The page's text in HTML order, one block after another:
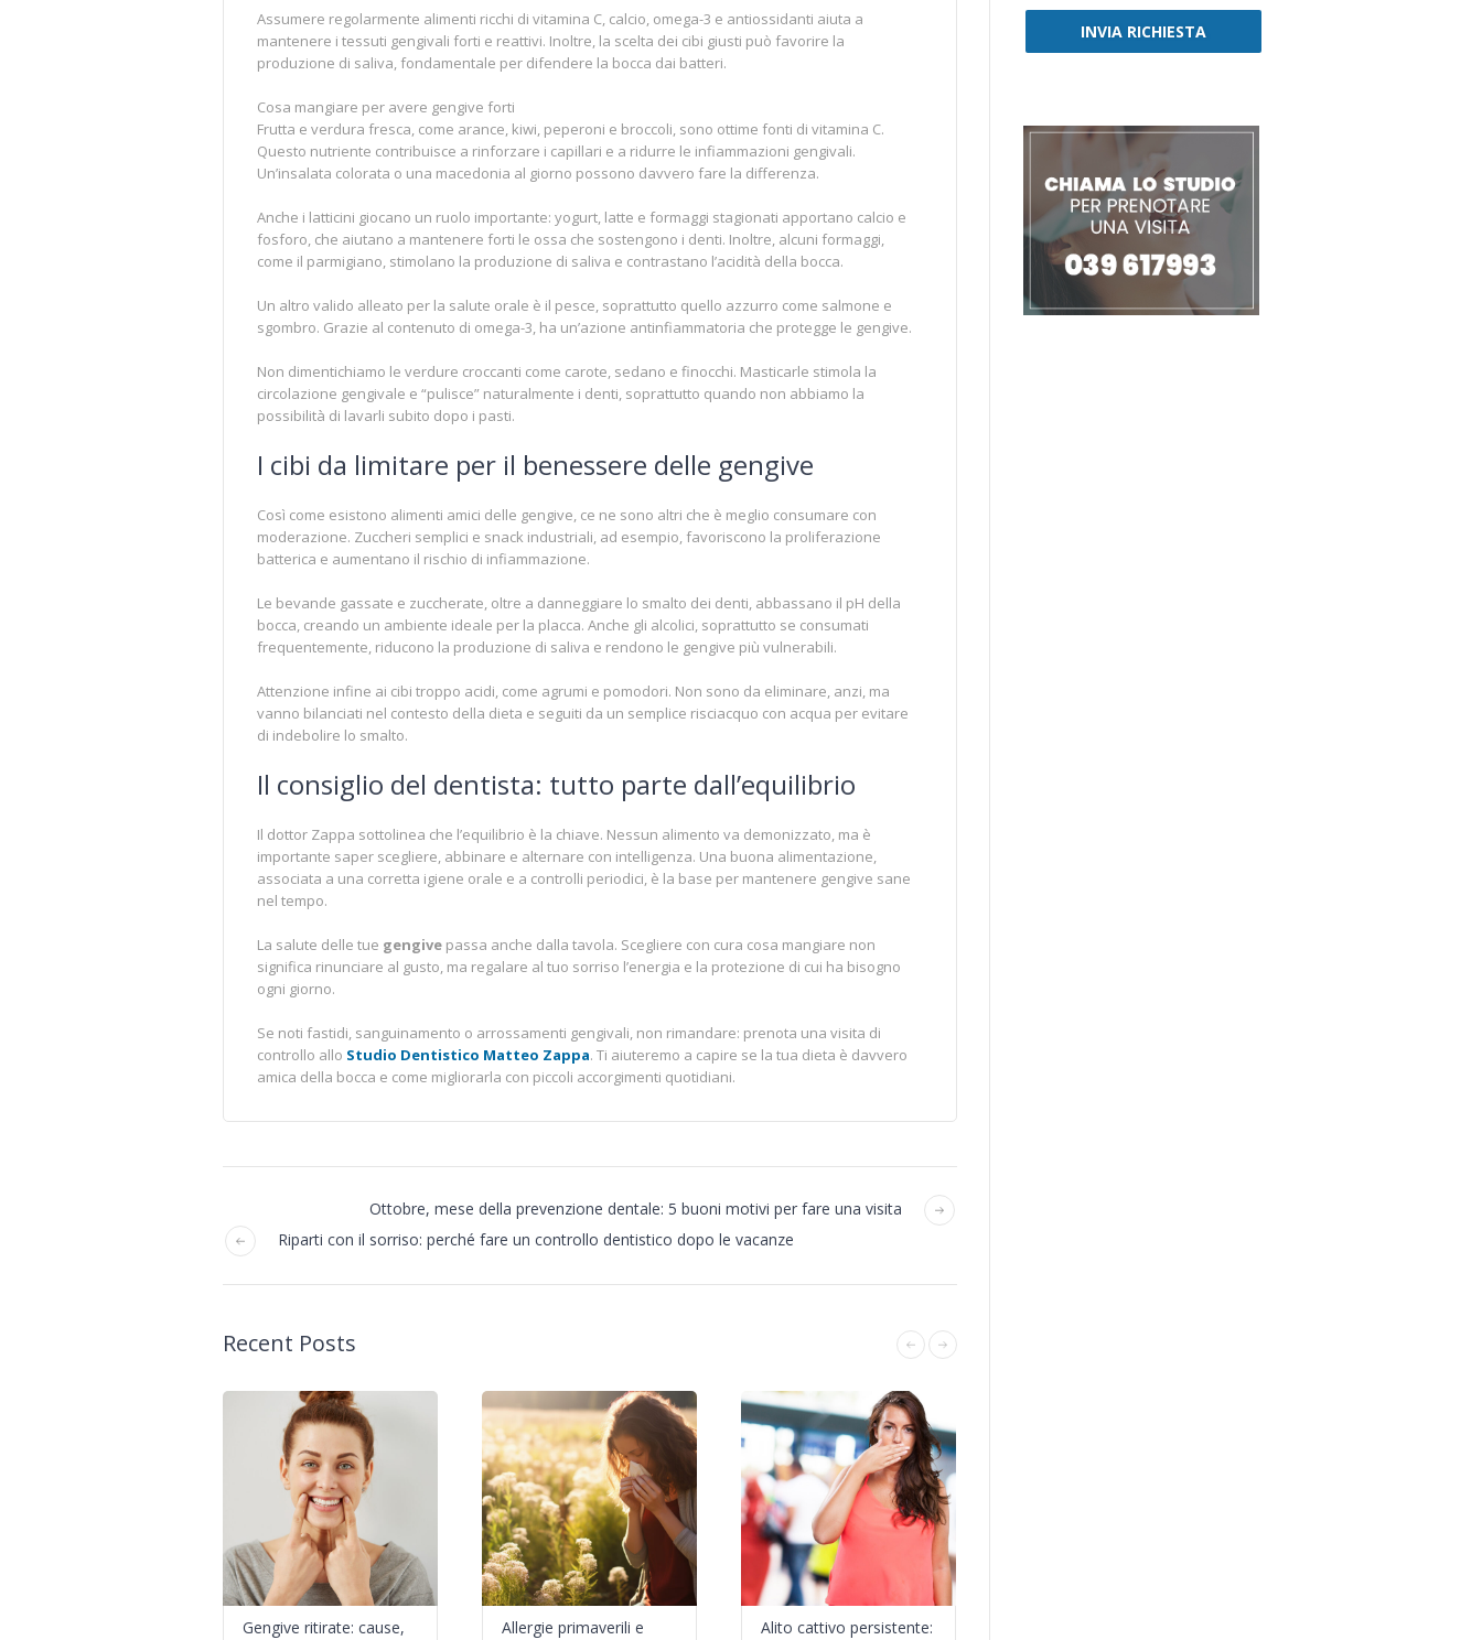
Assumere regolarmente alimenti ricchi di vitamina C, calcio, omega-3 e antiossidanti aiuta a
mantenere i tessuti gengivali forti e reattivi. Inoltre, la scelta dei cibi giusti può favorire la
produzione di saliva, fondamentale per difendere la bocca dai batteri.
Cosa mangiare per avere gengive forti
Frutta e verdura fresca, come arance, kiwi, peperoni e broccoli, sono ottime fonti di vitamina C.
Questo nutriente contribuisce a rinforzare i capillari e a ridurre le infiammazioni gengivali.
Un’insalata colorata o una macedonia al giorno possono davvero fare la differenza.
Anche i latticini giocano un ruolo importante: yogurt, latte e formaggi stagionati apportano calcio e
fosforo, che aiutano a mantenere forti le ossa che sostengono i denti. Inoltre, alcuni formaggi,
come il parmigiano, stimolano la produzione di saliva e contrastano l’acidità della bocca.
Un altro valido alleato per la salute orale è il pesce, soprattutto quello azzurro come salmone e
sgombro. Grazie al contenuto di omega-3, ha un’azione antinfiammatoria che protegge le gengive.
Non dimentichiamo le verdure croccanti come carote, sedano e finocchi. Masticarle stimola la
circolazione gengivale e “pulisce” naturalmente i denti, soprattutto quando non abbiamo la
possibilità di lavarli subito dopo i pasti.
I cibi da limitare per il benessere delle gengive
Così come esistono alimenti amici delle gengive, ce ne sono altri che è meglio consumare con
moderazione. Zuccheri semplici e snack industriali, ad esempio, favoriscono la proliferazione
batterica e aumentano il rischio di infiammazione.
Le bevande gassate e zuccherate, oltre a danneggiare lo smalto dei denti, abbassano il pH della
bocca, creando un ambiente ideale per la placca. Anche gli alcolici, soprattutto se consumati
frequentemente, riducono la produzione di saliva e rendono le gengive più vulnerabili.
Attenzione infine ai cibi troppo acidi, come agrumi e pomodori. Non sono da eliminare, anzi, ma
vanno bilanciati nel contesto della dieta e seguiti da un semplice risciacquo con acqua per evitare
di indebolire lo smalto.
Il consiglio del dentista: tutto parte dall’equilibrio
Il dottor Zappa sottolinea che l’equilibrio è la chiave. Nessun alimento va demonizzato, ma è
importante saper scegliere, abbinare e alternare con intelligenza. Una buona alimentazione,
associata a una corretta igiene orale e a controlli periodici, è la base per mantenere gengive sane
nel tempo.
La salute delle tue gengive passa anche dalla tavola. Scegliere con cura cosa mangiare non
significa rinunciare al gusto, ma regalare al tuo sorriso l’energia e la protezione di cui ha bisogno
ogni giorno.
Se noti fastidi, sanguinamento o arrossamenti gengivali, non rimandare: prenota una visita di
controllo allo Studio Dentistico Matteo Zappa. Ti aiuteremo a capire se la tua dieta è davvero
amica della bocca e come migliorarla con piccoli accorgimenti quotidiani.
Ottobre, mese della prevenzione dentale: 5 buoni motivi per fare una visita
Riparti con il sorriso: perché fare un controllo dentistico dopo le vacanze
Recent Posts
Gengive ritirate: cause,
Allergie primaverili e
Alito cattivo persistente:
INVIA RICHIESTA